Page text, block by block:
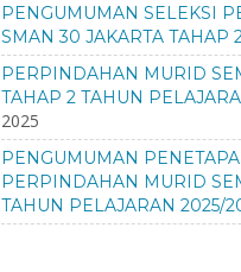
PENGUMUMAN SELEKSI
SMAN 30 JAKARTA TAHAP
PERPINDAHAN MURID
TAHAP 2 TAHUN
2025
PENGUMUMAN
PERPINDAHAN MURID
TAHUN PELAJARAN 2025/